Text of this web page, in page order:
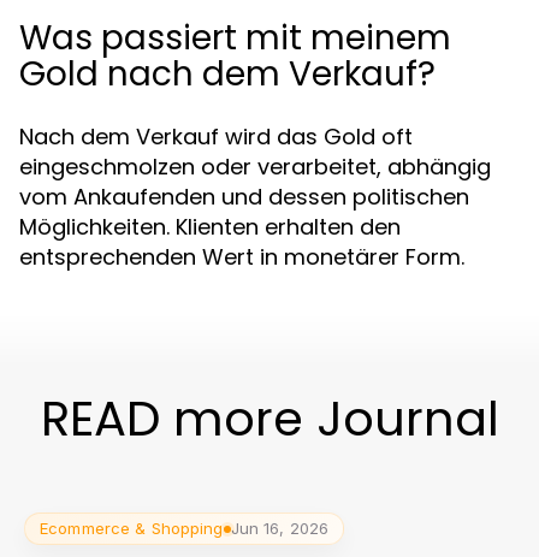
Was passiert mit meinem
Gold nach dem Verkauf?
Nach dem Verkauf wird das Gold oft
eingeschmolzen oder verarbeitet, abhängig
vom Ankaufenden und dessen politischen
Möglichkeiten. Klienten erhalten den
entsprechenden Wert in monetärer Form.
READ more Journal
Ecommerce & Shopping Jun 16, 2026